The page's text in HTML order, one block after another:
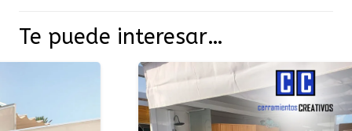
Te puede interesar…